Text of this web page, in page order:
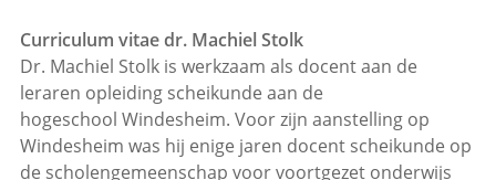
Curriculum vitae dr. Machiel Stolk
Dr. Machiel Stolk is werkzaam als docent aan de
leraren opleiding scheikunde aan de
hogeschool Windesheim. Voor zijn aanstelling op
Windesheim was hij enige jaren docent scheikunde op
de scholengemeenschap voor voortgezet onderwijs